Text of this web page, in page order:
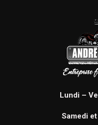
Lundi –
Samedi